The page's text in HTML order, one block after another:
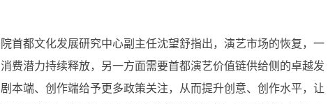
首都文化发展研究中心副主任沈望舒指出，演艺市场的恢复，一
费潜力持续释放，另一方面需要首都演艺价值链供给侧的卓越发
本端、创作端给予更多政策关注，从而提升创意、创作水平，让